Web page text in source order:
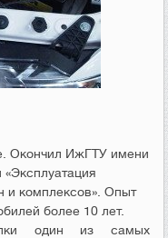
Окончил ИжГТУ имени
и комплексов». Опыт
более 10 лет.
один из самых